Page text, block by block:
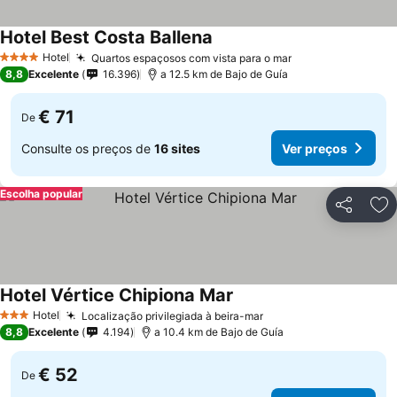
4 EstrelasHotel Quartos espaçosos com vista para o mar
Hotel Best Costa Ballena
8,8 Excelente 16.396 a 12.5 km de Bajo de Guía
De € 71
Consulte os preços de 16 sites Ver preços
Partilhar
Escolha popular
3 EstrelasHotel Localização privilegiada à beira-mar
Hotel Vértice Chipiona Mar
8,8 Excelente 4.194 a 10.4 km de Bajo de Guía
De € 52